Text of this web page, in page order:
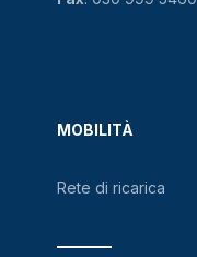
MOBILITÀ
Rete di ricarica